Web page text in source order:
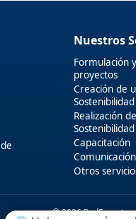
Nuestros
Formulación
proyectos
Creación de
Sostenibilidad
Realización
Sostenibilidad
Capacitación
Otros
© 2026